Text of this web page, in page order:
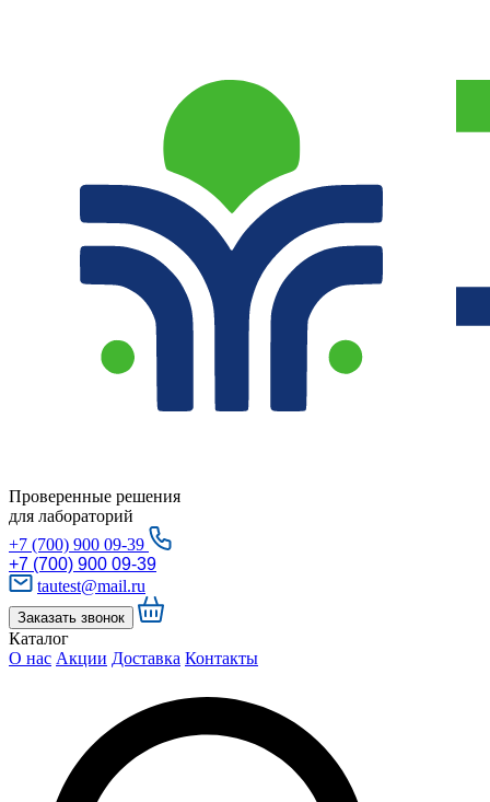
Проверенные решения
для лабораторий
+7 (700) 900 09-39
+7 (700) 900 09-39
tautest@mail.ru
Заказать звонок
Каталог
О нас Акции Доставка Контакты